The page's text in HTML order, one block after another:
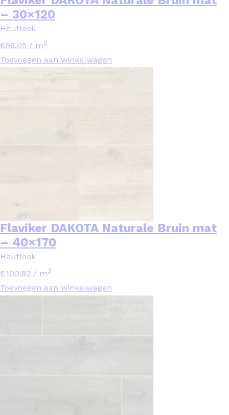
– 30×120
Houtlook
€96,05 / m2
Toevoegen aan winkelwagen
Flaviker DAKOTA Naturale Bruin mat
– 40×170
Houtlook
€100,82 / m2
Toevoegen aan winkelwagen